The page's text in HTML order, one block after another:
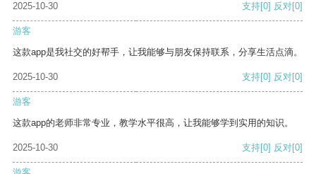
2025-10-30 支持[0] 反对[0]
游客
这款app是我社交的好帮手，让我能够与朋友保持联系，分享生活点滴。
2025-10-30 支持[0] 反对[0]
游客
这款app的老师非常专业，教学水平很高，让我能够学到实用的知识。
2025-10-30 支持[0] 反对[0]